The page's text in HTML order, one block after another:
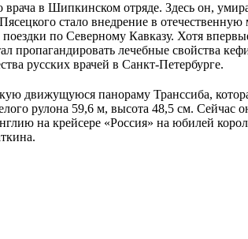
в Шипкинском отряде. Здесь он,
стало внедрение в
по Северному Кавказу. Хотя
лечебные свойства
русских врачей в Санкт-Петербурге.
движущуюся панораму Транссиба,
рулона 59,6 м, высота 48,5 см. Сейчас
на крейсере «Россия» на юбилей